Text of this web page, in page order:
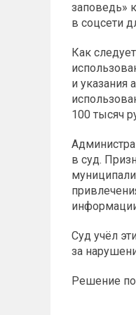
заповедь»
в соцсети
Как
и указания
100 тысяч
в суд.
Суд учёл
за
Решение